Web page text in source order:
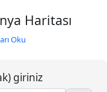
Haritası
Oku
giriniz